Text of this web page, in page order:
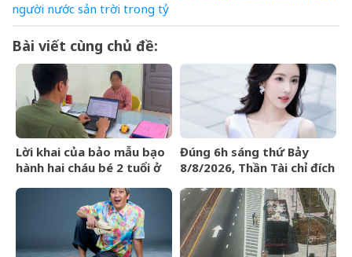
người nước sản trời trong tỷ
Bài viết cùng chủ đề:
Lời khai của bảo mẫu bạo
hành hai cháu bé 2 tuổi ở
Đúng 6h sáng thứ Bảy
8/8/2026, Thần Tài chỉ đích
hố vàng, tiền bạc ùa về
nhà như lũ cuốn